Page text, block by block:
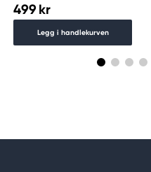
499 kr
Legg i handlekurven